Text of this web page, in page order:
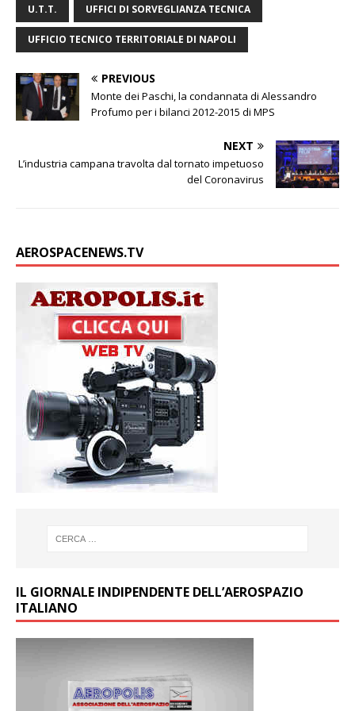
U.T.T. UFFICI DI SORVEGLIANZA TECNICA
UFFICIO TECNICO TERRITORIALE DI NAPOLI
PREVIOUS
Monte dei Paschi, la condannata di Alessandro
Profumo per i bilanci 2012-2015 di MPS
NEXT
L’industria campana travolta dal tornato impetuoso
del Coronavirus
AEROSPACENEWS.TV
IL GIORNALE INDIPENDENTE DELL’AEROSPAZIO
ITALIANO